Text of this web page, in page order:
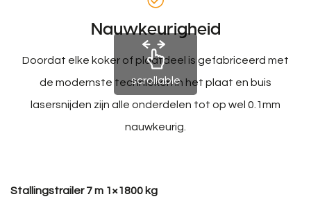
Nauwkeurigheid
Doordat elke koker of plaatdeel is gefabriceerd met
de modernste technieken in het plaat en buis
lasersnijden zijn alle onderdelen tot op wel 0.1mm
nauwkeurig.
scrollable
Stallingstrailer 7 m 1×1800 kg